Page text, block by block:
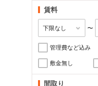
賃料
〜
管理費など込み
敷金無し
間取り